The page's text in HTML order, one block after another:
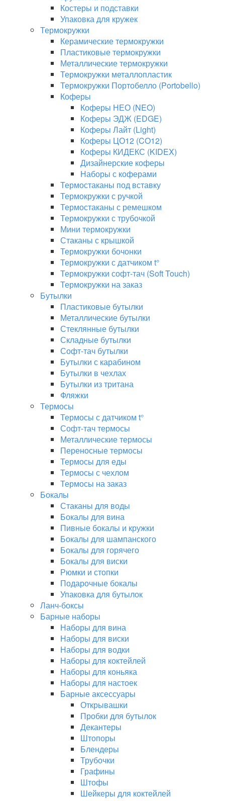
Костеры и подставки
Упаковка для кружек
Термокружки
Керамические термокружки
Пластиковые термокружки
Металлические термокружки
Термокружки металлопластик
Термокружки Портобелло (Portobello)
Коферы
Коферы НЕО (NEO)
Коферы ЭДЖ (EDGE)
Коферы Лайт (Light)
Коферы ЦО12 (CO12)
Коферы КИДЕКС (KIDEX)
Дизайнерские коферы
Наборы с коферами
Термостаканы под вставку
Термокружки с ручкой
Термостаканы с ремешком
Термокружки с трубочкой
Мини термокружки
Стаканы с крышкой
Термокружки бочонки
Термокружки с датчиком t°
Термокружки софт-тач (Soft Touch)
Термокружки на заказ
Бутылки
Пластиковые бутылки
Металлические бутылки
Стеклянные бутылки
Складные бутылки
Софт-тач бутылки
Бутылки с карабином
Бутылки в чехлах
Бутылки из тритана
Фляжки
Термосы
Термосы с датчиком t°
Софт-тач термосы
Металлические термосы
Переносные термосы
Термосы для еды
Термосы с чехлом
Термосы на заказ
Бокалы
Стаканы для воды
Бокалы для вина
Пивные бокалы и кружки
Бокалы для шампанского
Бокалы для горячего
Бокалы для виски
Рюмки и стопки
Подарочные бокалы
Упаковка для бутылок
Ланч-боксы
Барные наборы
Наборы для вина
Наборы для виски
Наборы для водки
Наборы для коктейлей
Наборы для коньяка
Наборы для настоек
Барные аксессуары
Открывашки
Пробки для бутылок
Декантеры
Штопоры
Блендеры
Трубочки
Графины
Штофы
Шейкеры для коктейлей